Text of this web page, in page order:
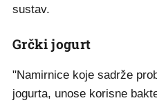
sustav.
Grčki jogurt
"Namirnice koje sadrže
jogurta, unose korisne